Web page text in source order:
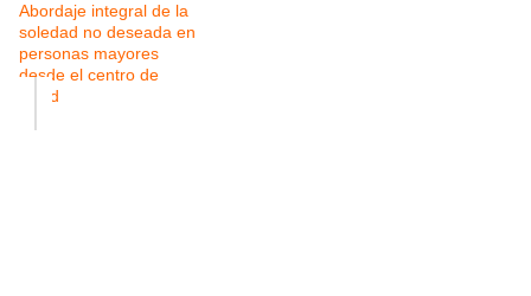
Abordaje integral de la
soledad no deseada en
personas mayores
desde el centro de
salud